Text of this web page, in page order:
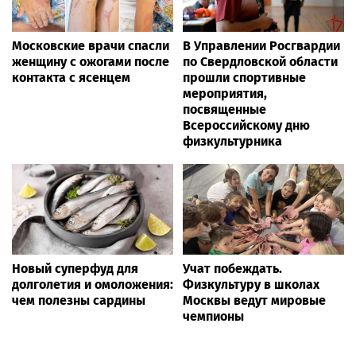
Московские врачи спасли
женщину с ожогами после
контакта с ясенцем
В Управлении Росгвардии
по Свердловской области
прошли спортивные
мероприятия,
посвященные
Всероссийскому дню
физкультурника
Новый суперфуд для
долголетия и омоложения:
чем полезны сардины
Учат побеждать.
Физкультуру в школах
Москвы ведут мировые
чемпионы